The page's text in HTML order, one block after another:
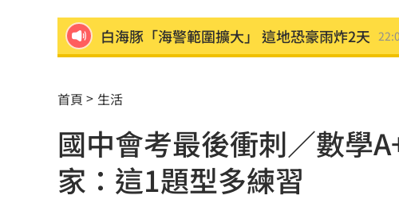
桃猿洋將2投2打爭一軍 艾菩樂認良性競爭
高雄轎車暴衝連3撞！波及13車600戶停電
陳晨威失誤釀失分 教頭透露其實抱病上場
昆凌8歲愛子拜中醫為師 幫把脈說中1狀況
首頁 生活
國中會考最後衝刺／數學
家：這1題型多練習